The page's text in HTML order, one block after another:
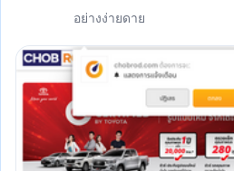
อย่างง่ายดาย